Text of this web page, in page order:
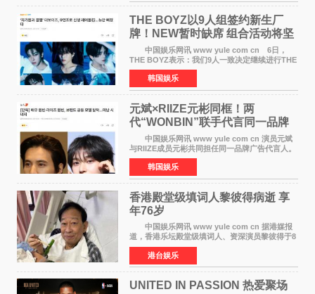
THE BOYZ以9人组签约新生厂
牌！NEW暂时缺席 组合活动将坚
定不移继续
中国娱乐网讯 www yule com cn 6日，
THE BOYZ表示：我们9人一致决定继续进行THE
BOYZ组合活动，并且已经完成了组合团体活动
签约。目前正在新生厂牌下进行活动准备。尚未
离开THE BOYZ原所
韩国娱乐
元斌×RIIZE元彬同框！两
代“WONBIN”联手代言同一品牌
颜值天花板合体
中国娱乐网讯 www yule com cn 演员元斌
与RIIZE成员元彬共同担任同一品牌广告代言人。
6日据独家报道，继演员元斌之后，RIIZE元彬最
近也被选为某在线中介平台A公司的共同广告代言
人，两人将作
韩国娱乐
香港殿堂级填词人黎彼得病逝 享
年76岁​
中国娱乐网讯 www yule com cn 据港媒报
道，香港乐坛殿堂级填词人、资深演员黎彼得于8
月5日上午因病离世，终年76岁。好友钟志光透
露，黎彼得今年3月中风后便卧床休养，身体机能
持续衰退，最
港台娱乐
UNITED IN PASSION 热爱聚场